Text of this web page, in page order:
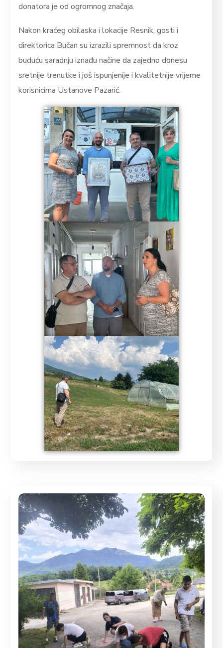
donatora je od ogromnog značaja.
Nakon kraćeg obilaska i lokacije Resnik, gosti i
direktorica Bučan su izrazili spremnost da kroz
buduću saradnju iznađu načine da zajedno donesu
sretnije trenutke i još ispunjenije i kvalitetnije vrijeme
korisnicima Ustanove Pazarić.